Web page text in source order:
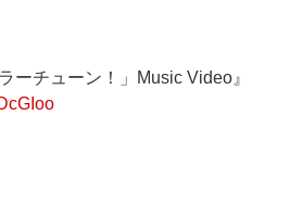
ーチューン！」Music Video』